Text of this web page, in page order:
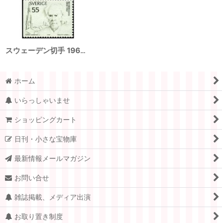
スウェーデン切手 1969年 ベリマン生誕100年 1種
ホーム
いらっしゃいませ
ショッピングカート
日刊・小さな宝物庫
最新情報メールマガジン
お問い合せ
雑誌掲載、メディア出演
お取り置き制度